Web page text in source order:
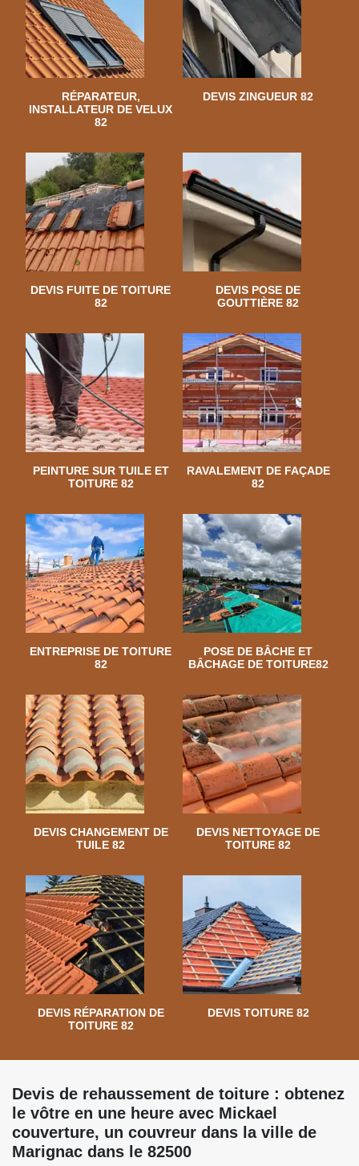
RÉPARATEUR,
INSTALLATEUR DE VELUX
82
DEVIS ZINGUEUR 82
DEVIS FUITE DE TOITURE
82
DEVIS POSE DE
GOUTTIÈRE 82
PEINTURE SUR TUILE ET
TOITURE 82
RAVALEMENT DE FAÇADE
82
ENTREPRISE DE TOITURE
82
POSE DE BÂCHE ET
BÂCHAGE DE TOITURE82
DEVIS CHANGEMENT DE
TUILE 82
DEVIS NETTOYAGE DE
TOITURE 82
DEVIS RÉPARATION DE
TOITURE 82
DEVIS TOITURE 82
Devis de rehaussement de toiture : obtenez
le vôtre en une heure avec Mickael
couverture, un couvreur dans la ville de
Marignac dans le 82500